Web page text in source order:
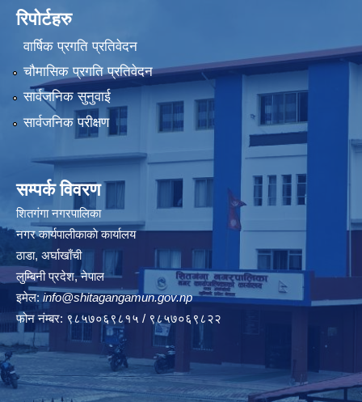
रिपोर्टहरु
वार्षिक प्रगति प्रतिवेदन
चौमासिक प्रगति प्रतिवेदन
सार्वजनिक सुनुवाई
सार्वजनिक परीक्षण
सम्पर्क विवरण
शितगंगा नगरपालिका
नगर कार्यपालीकाकाे कार्यालय
ठाडा, अर्घाखाँची
लुम्बिनी प्रदेश, नेपाल
इमेल: info@shitagangamun.gov.np
फोन नंम्बर: ९८५७०६९८१५ / ९८५७०६९८२२